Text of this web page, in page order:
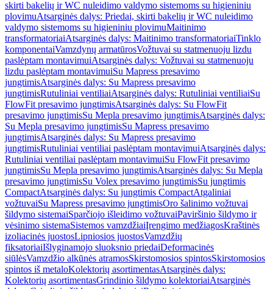
skirti bakelių ir WC nuleidimo valdymo sistemoms su higieniniu
plovimuAtsarginės dalys: Priedai, skirti bakelių ir WC nuleidimo
valdymo sistemoms su higieniniu plovimuMaitinimo
transformatoriaiAtsarginės dalys: Maitinimo transformatoriaiTinklo
komponentaiVamzdynų armatūrosVožtuvai su statmenuoju lizdu
paslėptam montavimuiAtsarginės dalys: Vožtuvai su statmenuoju
lizdu paslėptam montavimuiSu Mapress presavimo
jungtimisAtsarginės dalys: Su Mapress presavimo
jungtimisRutuliniai ventiliaiAtsarginės dalys: Rutuliniai ventiliaiSu
FlowFit presavimo jungtimisAtsarginės dalys: Su FlowFit
presavimo jungtimisSu Mepla presavimo jungtimisAtsarginės dalys:
Su Mepla presavimo jungtimisSu Mapress presavimo
jungtimisAtsarginės dalys: Su Mapress presavimo
jungtimisRutuliniai ventiliai paslėptam montavimuiAtsarginės dalys:
Rutuliniai ventiliai paslėptam montavimuiSu FlowFit presavimo
jungtimisSu Mepla presavimo jungtimisAtsarginės dalys: Su Mepla
presavimo jungtimisSu Volex presavimo jungtimisSu jungtimis
CompactAtsarginės dalys: Su jungtimis CompactAtgaliniai
vožtuvaiSu Mapress presavimo jungtimisOro šalinimo vožtuvai
šildymo sistemaiSparčiojo išleidimo vožtuvaiPaviršinio šildymo ir
vėsinimo sistemaSistemos vamzdžiaiĮrengimo medžiagosKraštinės
izoliacinės juostosLipniosios juostosVamzdžių
fiksatoriaiIšlyginamojo sluoksnio priedaiDeformacinės
siūlėsVamzdžio alkūnės atramosSkirstomosios spintosSkirstomosios
spintos iš metaloKolektorių asortimentasAtsarginės dalys:
Kolektorių asortimentasGrindinio šildymo kolektoriaiAtsarginės